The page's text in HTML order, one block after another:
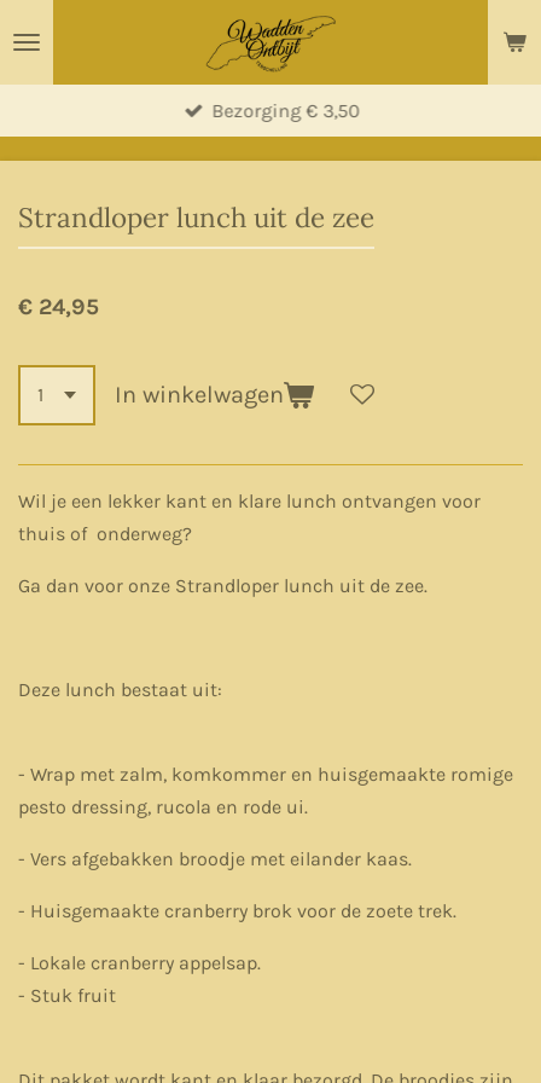
hoofdinhoud
Bezorging € 3,50
Strandloper lunch uit de zee
€ 24,95
In winkelwagen
Wil je een lekker kant en klare lunch ontvangen voor
thuis of onderweg?
Ga dan voor onze Strandloper lunch uit de zee.
Deze lunch bestaat uit:
- Wrap met zalm, komkommer en huisgemaakte romige
pesto dressing, rucola en rode ui.
- Vers afgebakken broodje met eilander kaas.
- Huisgemaakte cranberry brok voor de zoete trek.
- Lokale cranberry appelsap.
- Stuk fruit